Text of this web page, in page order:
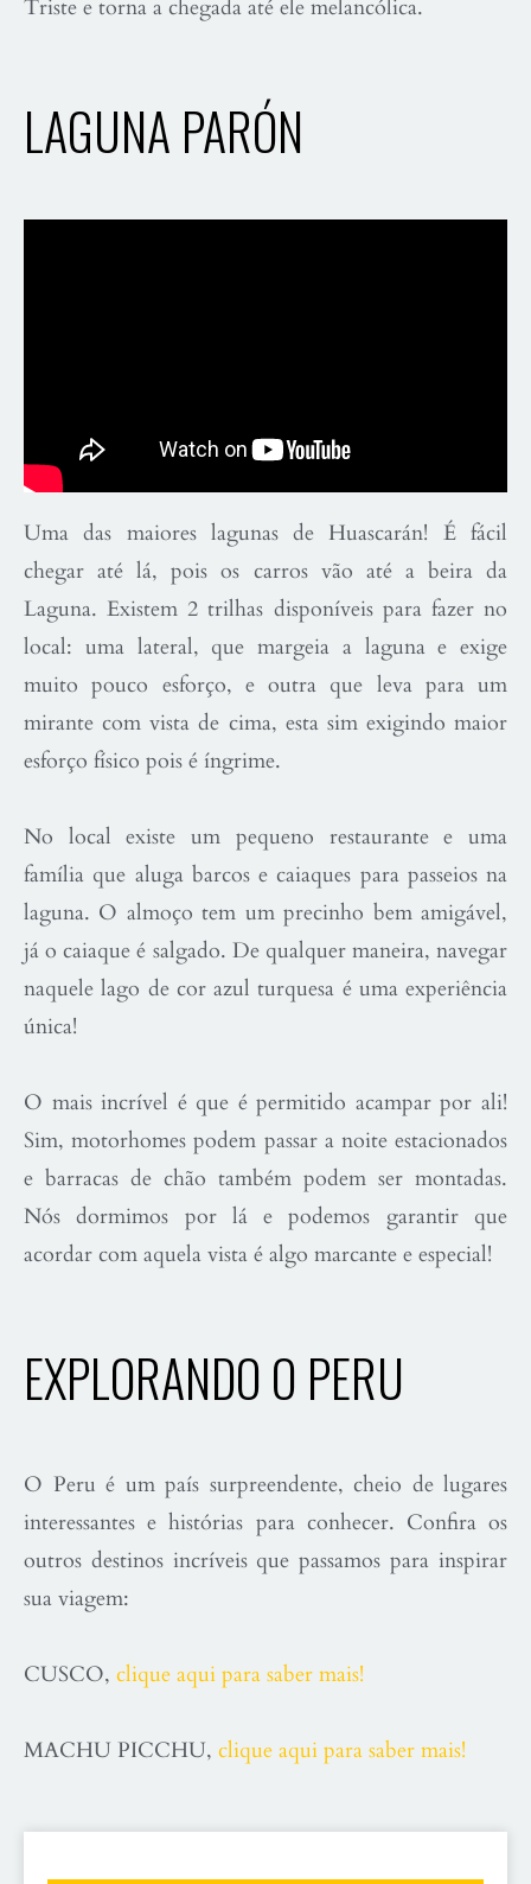
Triste e torna a chegada até ele melancólica.
LAGUNA PARÓN
Uma das maiores lagunas de Huascarán! É fácil
chegar até lá, pois os carros vão até a beira da
Laguna. Existem 2 trilhas disponíveis para fazer no
local: uma lateral, que margeia a laguna e exige
muito pouco esforço, e outra que leva para um
mirante com vista de cima, esta sim exigindo maior
esforço físico pois é íngrime.
No local existe um pequeno restaurante e uma
família que aluga barcos e caiaques para passeios na
laguna. O almoço tem um precinho bem amigável,
já o caiaque é salgado. De qualquer maneira, navegar
naquele lago de cor azul turquesa é uma experiência
única!
O mais incrível é que é permitido acampar por ali!
Sim, motorhomes podem passar a noite estacionados
e barracas de chão também podem ser montadas.
Nós dormimos por lá e podemos garantir que
acordar com aquela vista é algo marcante e especial!
EXPLORANDO O PERU
O Peru é um país surpreendente, cheio de lugares
interessantes e histórias para conhecer. Confira os
outros destinos incríveis que passamos para inspirar
sua viagem:
CUSCO, clique aqui para saber mais!
MACHU PICCHU, clique aqui para saber mais!